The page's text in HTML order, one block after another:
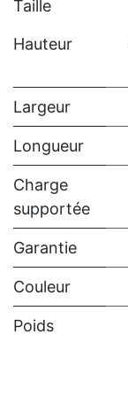
Taille
Hauteur
Largeur
Longueur
Charge
supportée
Garantie
Couleur
Poids